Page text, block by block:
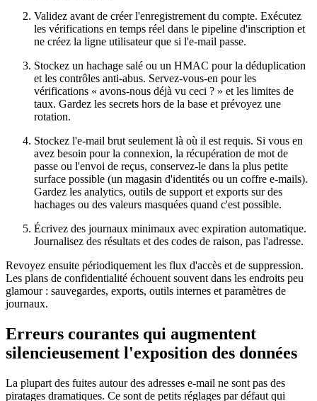
Validez avant de créer l'enregistrement du compte. Exécutez
les vérifications en temps réel dans le pipeline d'inscription et
ne créez la ligne utilisateur que si l'e-mail passe.
Stockez un hachage salé ou un HMAC pour la déduplication
et les contrôles anti-abus. Servez-vous-en pour les
vérifications « avons-nous déjà vu ceci ? » et les limites de
taux. Gardez les secrets hors de la base et prévoyez une
rotation.
Stockez l'e-mail brut seulement là où il est requis. Si vous en
avez besoin pour la connexion, la récupération de mot de
passe ou l'envoi de reçus, conservez-le dans la plus petite
surface possible (un magasin d'identités ou un coffre e-mails).
Gardez les analytics, outils de support et exports sur des
hachages ou des valeurs masquées quand c'est possible.
Écrivez des journaux minimaux avec expiration automatique.
Journalisez des résultats et des codes de raison, pas l'adresse.
Revoyez ensuite périodiquement les flux d'accès et de suppression.
Les plans de confidentialité échouent souvent dans les endroits peu
glamour : sauvegardes, exports, outils internes et paramètres de
journaux.
Erreurs courantes qui augmentent
silencieusement l'exposition des données
La plupart des fuites autour des adresses e-mail ne sont pas des
piratages dramatiques. Ce sont de petits réglages par défaut qui